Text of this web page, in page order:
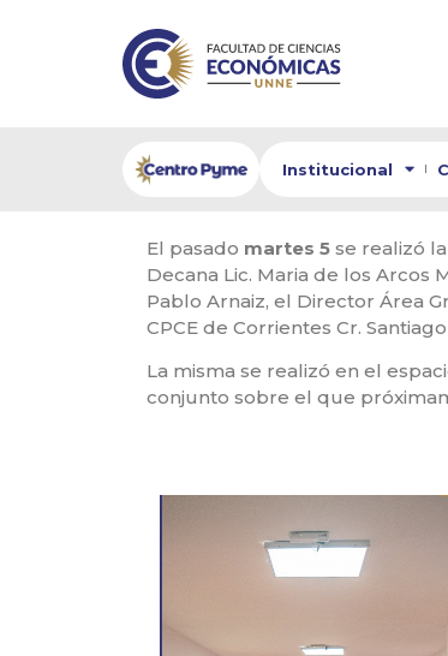
Institucional
El pasado martes 5 se realizó
Decana Lic. Maria de los Arcos
Pablo Arnaiz, el Director Área
CPCE de Corrientes Cr.
La misma se realizó en el
conjunto sobre el que